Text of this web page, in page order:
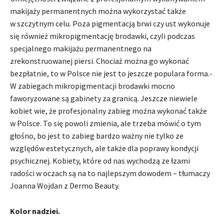
makijaży permanentnych można wykorzystać także
w szczytnym celu. Poza pigmentacją brwi czy ust wykonuje
się również mikropigmentację brodawki, czyli podczas
specjalnego makijażu permanentnego na
zrekonstruowanej piersi. Chociaż można go wykonać
bezpłatnie, to w Polsce nie jest to jeszcze populara forma.-
W zabiegach mikropigmentacji brodawki mocno
faworyzowane są gabinety za granicą. Jeszcze niewiele
kobiet wie, że profesjonalny zabieg można wykonać także
w Polsce. To się powoli zmienia, ale trzeba mówić o tym
głośno, bo jest to zabieg bardzo ważny nie tylko ze
względów estetycznych, ale także dla poprawy kondycji
psychicznej. Kobiety, które od nas wychodzą ze łzami
radości w oczach są na to najlepszym dowodem – tłumaczy
Joanna Wojdan z Dermo Beauty.
Kolor nadziei.